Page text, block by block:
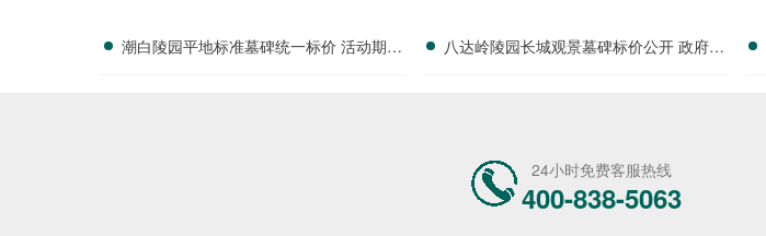
潮白陵园平地标准墓碑统一标价 活动期间
八达岭陵园长城观景墓碑标价公开 政府补
24小时免费客服热线
400-838-5063